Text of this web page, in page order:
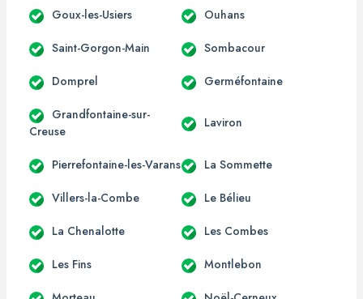
Goux-les-Usiers Ouhans
Saint-Gorgon-Main Sombacour
Domprel Germéfontaine
Grandfontaine-sur-
Creuse
Laviron
Pierrefontaine-les-Varans La Sommette
Villers-la-Combe Le Bélieu
La Chenalotte Les Combes
Les Fins Montlebon